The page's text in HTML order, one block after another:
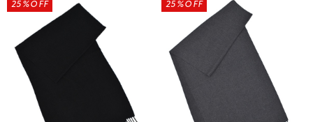
25%OFF 25%OFF